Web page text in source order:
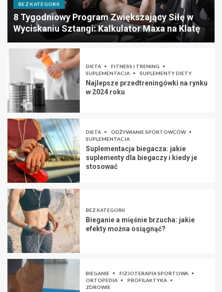
BEZ KATEGORII
8 Tygodniowy Program Zwiększający Siłę w
Wyciskaniu Sztangi: Kalkulator Maxa na Klatę
DIETA
FITNESS I TRENING
SUPLEMENTACJA
SUPLEMENTY DIETY
Najlepsze przedtreningówki na rynku
w 2024 roku
DIETA
ODŻYWIANIE SPORTOWCÓW
SUPLEMENTACJA
Suplementacja biegacza: jakie
suplementy dla biegaczy i kiedy je
stosować
BEZ KATEGORII
Bieganie a mięśnie brzucha: jakie
efekty można osiągnąć?
BIEGANIE
FIZJOTERAPIA SPORTOWA
ORTOPEDIA
PROFILAKTYKA
ZDROWIE